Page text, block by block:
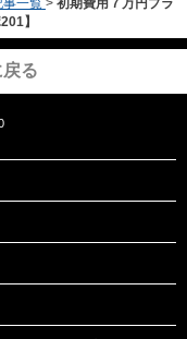
事一覧 > 初期費用７万円プラ
】
る